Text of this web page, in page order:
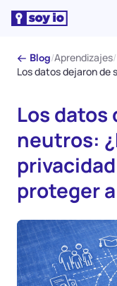
← Blog/Aprendizajes/
Los datos
neutros:
proteger